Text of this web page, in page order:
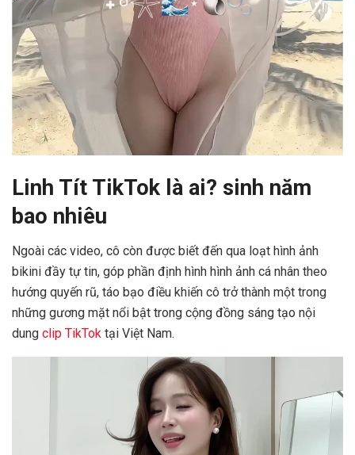
Linh Tít TikTok là ai? sinh năm
bao nhiêu
Ngoài các video, cô còn được biết đến qua loạt hình ảnh
bikini đầy tự tin, góp phần định hình hình ảnh cá nhân theo
hướng quyến rũ, táo bạo điều khiến cô trở thành một trong
những gương mặt nổi bật trong cộng đồng sáng tạo nội
dung clip TikTok tại Việt Nam.